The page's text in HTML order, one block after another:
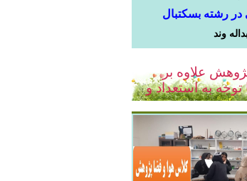
در رشته بسکتبال
وند
علاوه بر
به استعداد و